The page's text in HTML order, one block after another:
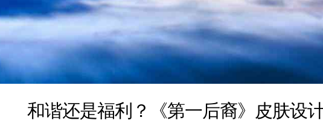
和谐还是福利？《第一后裔》皮肤设